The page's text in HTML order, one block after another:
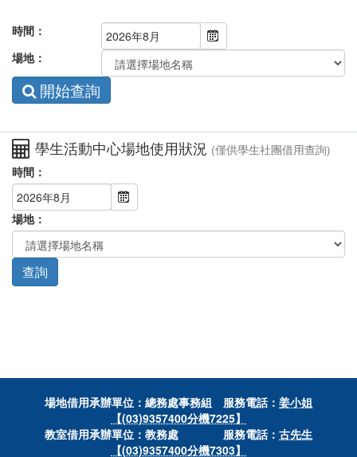
時間：
場地：
開始查詢
學生活動中心場地使用狀況 (僅供學生社團借用查詢)
時間：
場地：
場地借用承辦單位：總務處事務組 服務電話： 姜小姐
【(03)9357400分機7225】
教室借用承辦單位：教務處 服務電話： 古先生
【(03)9357400分機7303】